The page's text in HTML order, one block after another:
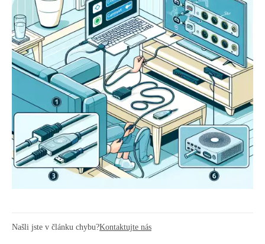
Našli jste v článku chybu?Kontaktujte nás